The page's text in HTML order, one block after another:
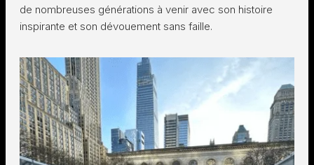
de nombreuses générations à venir avec son histoire
inspirante et son dévouement sans faille.